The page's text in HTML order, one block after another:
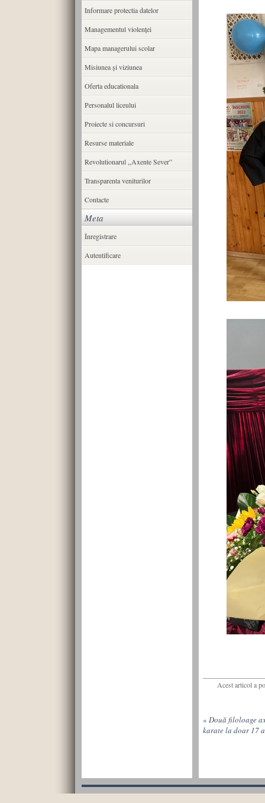
Acest articol a
« Două filoloage
karate la doar 17
Informare protectia datelor
Managementul violenței
Mapa managerului scolar
Misiunea şi viziunea
Oferta educationala
Personalul liceului
Proiecte si concursuri
Resurse materiale
Revolutionarul ,,Axente Sever”
Transparenta veniturilor
Contacte
Meta
Înregistrare
Autentificare